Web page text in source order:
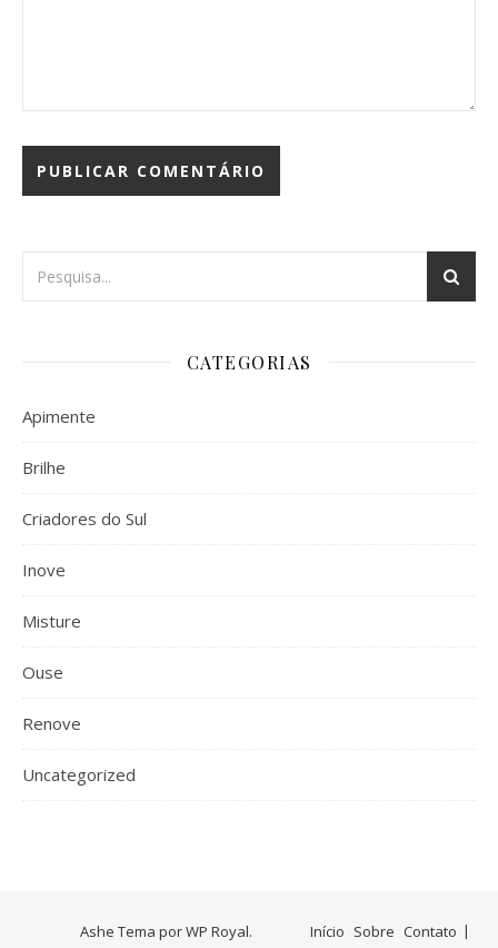
CATEGORIAS
Apimente
Brilhe
Criadores do Sul
Inove
Misture
Ouse
Renove
Uncategorized
Início Sobre Contato
Ashe Tema porWP Royal.